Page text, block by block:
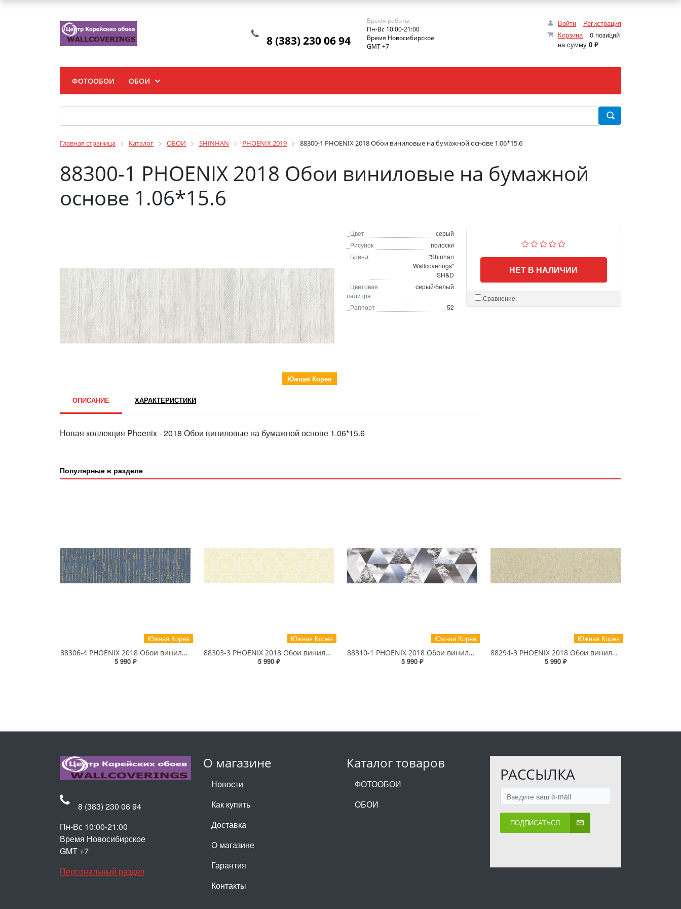
Войти
Регистрация
Корзина
0 позиций
на сумму 0 ₽
8 (383) 230 06 94
Время работы:
Пн-Вс 10:00-21:00
Время Новосибирское
GMT +7
ФОТООБОИ ОБОИ
Главная страница Каталог ОБОИ SHINHAN PHOENIX 2019 88300-1 PHOENIX 2018 Обои виниловые на бумажной основе 1.06*15.6
88300-1 PHOENIX 2018 Обои виниловые на бумажной
основе 1.06*15.6
Южная Корея
_Цвет
серый
_Рисунок
полоски
_Бренд
"Shinhan
Wallcoverings"
SH&D
_Цветовая
палитра
серый/белый
_Раппорт 52
НЕТ В НАЛИЧИИ
Сравнение
ОПИСАНИЕ ХАРАКТЕРИСТИКИ
Новая коллекция Phoenix - 2018 Обои виниловые на бумажной основе 1.06*15.6
Популярные в разделе
Южная Корея
88306-4 PHOENIX 2018 Обои виниловые на бумажной основе 1.06*15.6
5 990 ₽
Южная Корея
88303-3 PHOENIX 2018 Обои виниловые на бумажной основе 1.06*15.6
5 990 ₽
Южная Корея
88310-1 PHOENIX 2018 Обои виниловые на бумажной основе 1.06*15.6
5 990 ₽
Южная Корея
88294-3 PHOENIX 2018 Обои виниловые на бумажной основе 1.06*15.6
5 990 ₽
О магазине
Новости
Как купить
Доставка
О магазине
Гарантия
Контакты
Каталог товаров
ФОТООБОИ
ОБОИ
РАССЫЛКА
ПОДПИСАТЬСЯ
8 (383) 230 06 94
Пн-Вс 10:00-21:00
Время Новосибирское
GMT +7
Персональный раздел